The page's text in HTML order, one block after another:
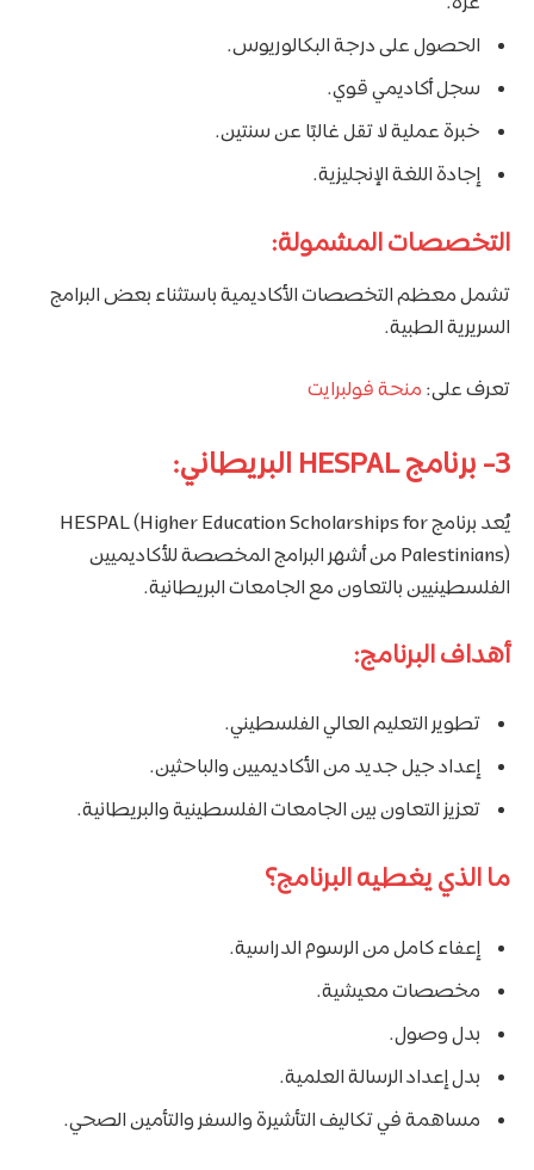
الحصول على درجة البكالوريوس.
سجل أكاديمي قوي.
خبرة عملية لا تقل غالبًا عن سنتين.
إجادة اللغة الإنجليزية.
التخصصات المشمولة:
تشمل معظم التخصصات الأكاديمية باستثناء بعض البرامج
السريرية الطبية.
تعرف على: منحة فولبرايت
3- برنامج HESPAL البريطاني:
يُعد برنامج HESPAL (Higher Education Scholarships for
Palestinians) من أشهر البرامج المخصصة للأكاديميين
الفلسطينيين بالتعاون مع الجامعات البريطانية.
أهداف البرنامج:
تطوير التعليم العالي الفلسطيني.
إعداد جيل جديد من الأكاديميين والباحثين.
تعزيز التعاون بين الجامعات الفلسطينية والبريطانية.
ما الذي يغطيه البرنامج؟
إعفاء كامل من الرسوم الدراسية.
مخصصات معيشية.
بدل وصول.
بدل إعداد الرسالة العلمية.
مساهمة في تكاليف التأشيرة والسفر والتأمين الصحي.